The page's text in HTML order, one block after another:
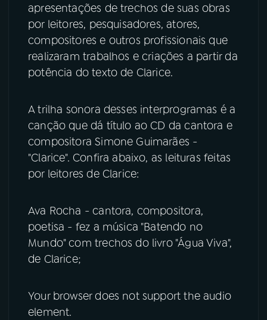
apresentações de trechos de suas obras
por leitores, pesquisadores, atores,
compositores e outros profissionais que
realizaram trabalhos e criações a partir da
potência do texto de Clarice.
A trilha sonora desses interprogramas é a
canção que dá título ao CD da cantora e
compositora Simone Guimarães -
"Clarice". Confira abaixo, as leituras feitas
por leitores de Clarice:
Ava Rocha - cantora, compositora,
poetisa - fez a música "Batendo no
Mundo" com trechos do livro "Água Viva",
de Clarice;
Your browser does not support the audio
element.